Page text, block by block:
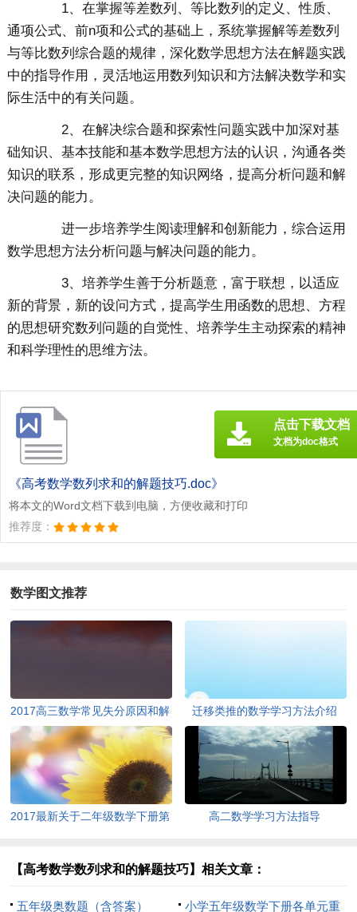
1、在掌握等差数列、等比数列的定义、性质、
通项公式、前n项和公式的基础上，系统掌握解等差数列
与等比数列综合题的规律，深化数学思想方法在解题实践
中的指导作用，灵活地运用数列知识和方法解决数学和实
际生活中的有关问题。
2、在解决综合题和探索性问题实践中加深对基
础知识、基本技能和基本数学思想方法的认识，沟通各类
知识的联系，形成更完整的知识网络，提高分析问题和解
决问题的能力。
进一步培养学生阅读理解和创新能力，综合运用
数学思想方法分析问题与解决问题的能力。
3、培养学生善于分析题意，富于联想，以适应
新的背景，新的设问方式，提高学生用函数的思想、方程
的思想研究数列问题的自觉性、培养学生主动探索的精神
和科学理性的思维方法。
《高考数学数列求和的解题技巧.doc》
将本文的Word文档下载到电脑，方便收藏和打印
推荐度：
点击下载文档
文档为doc格式
数学图文推荐
2017高三数学常见失分原因和解
决办法
迁移类推的数学学习方法介绍
2017最新关于二年级数学下册第
高二数学学习方法指导
【高考数学数列求和的解题技巧】相关文章：
五年级奥数题（含答案） 小学五年级数学下册各单元重